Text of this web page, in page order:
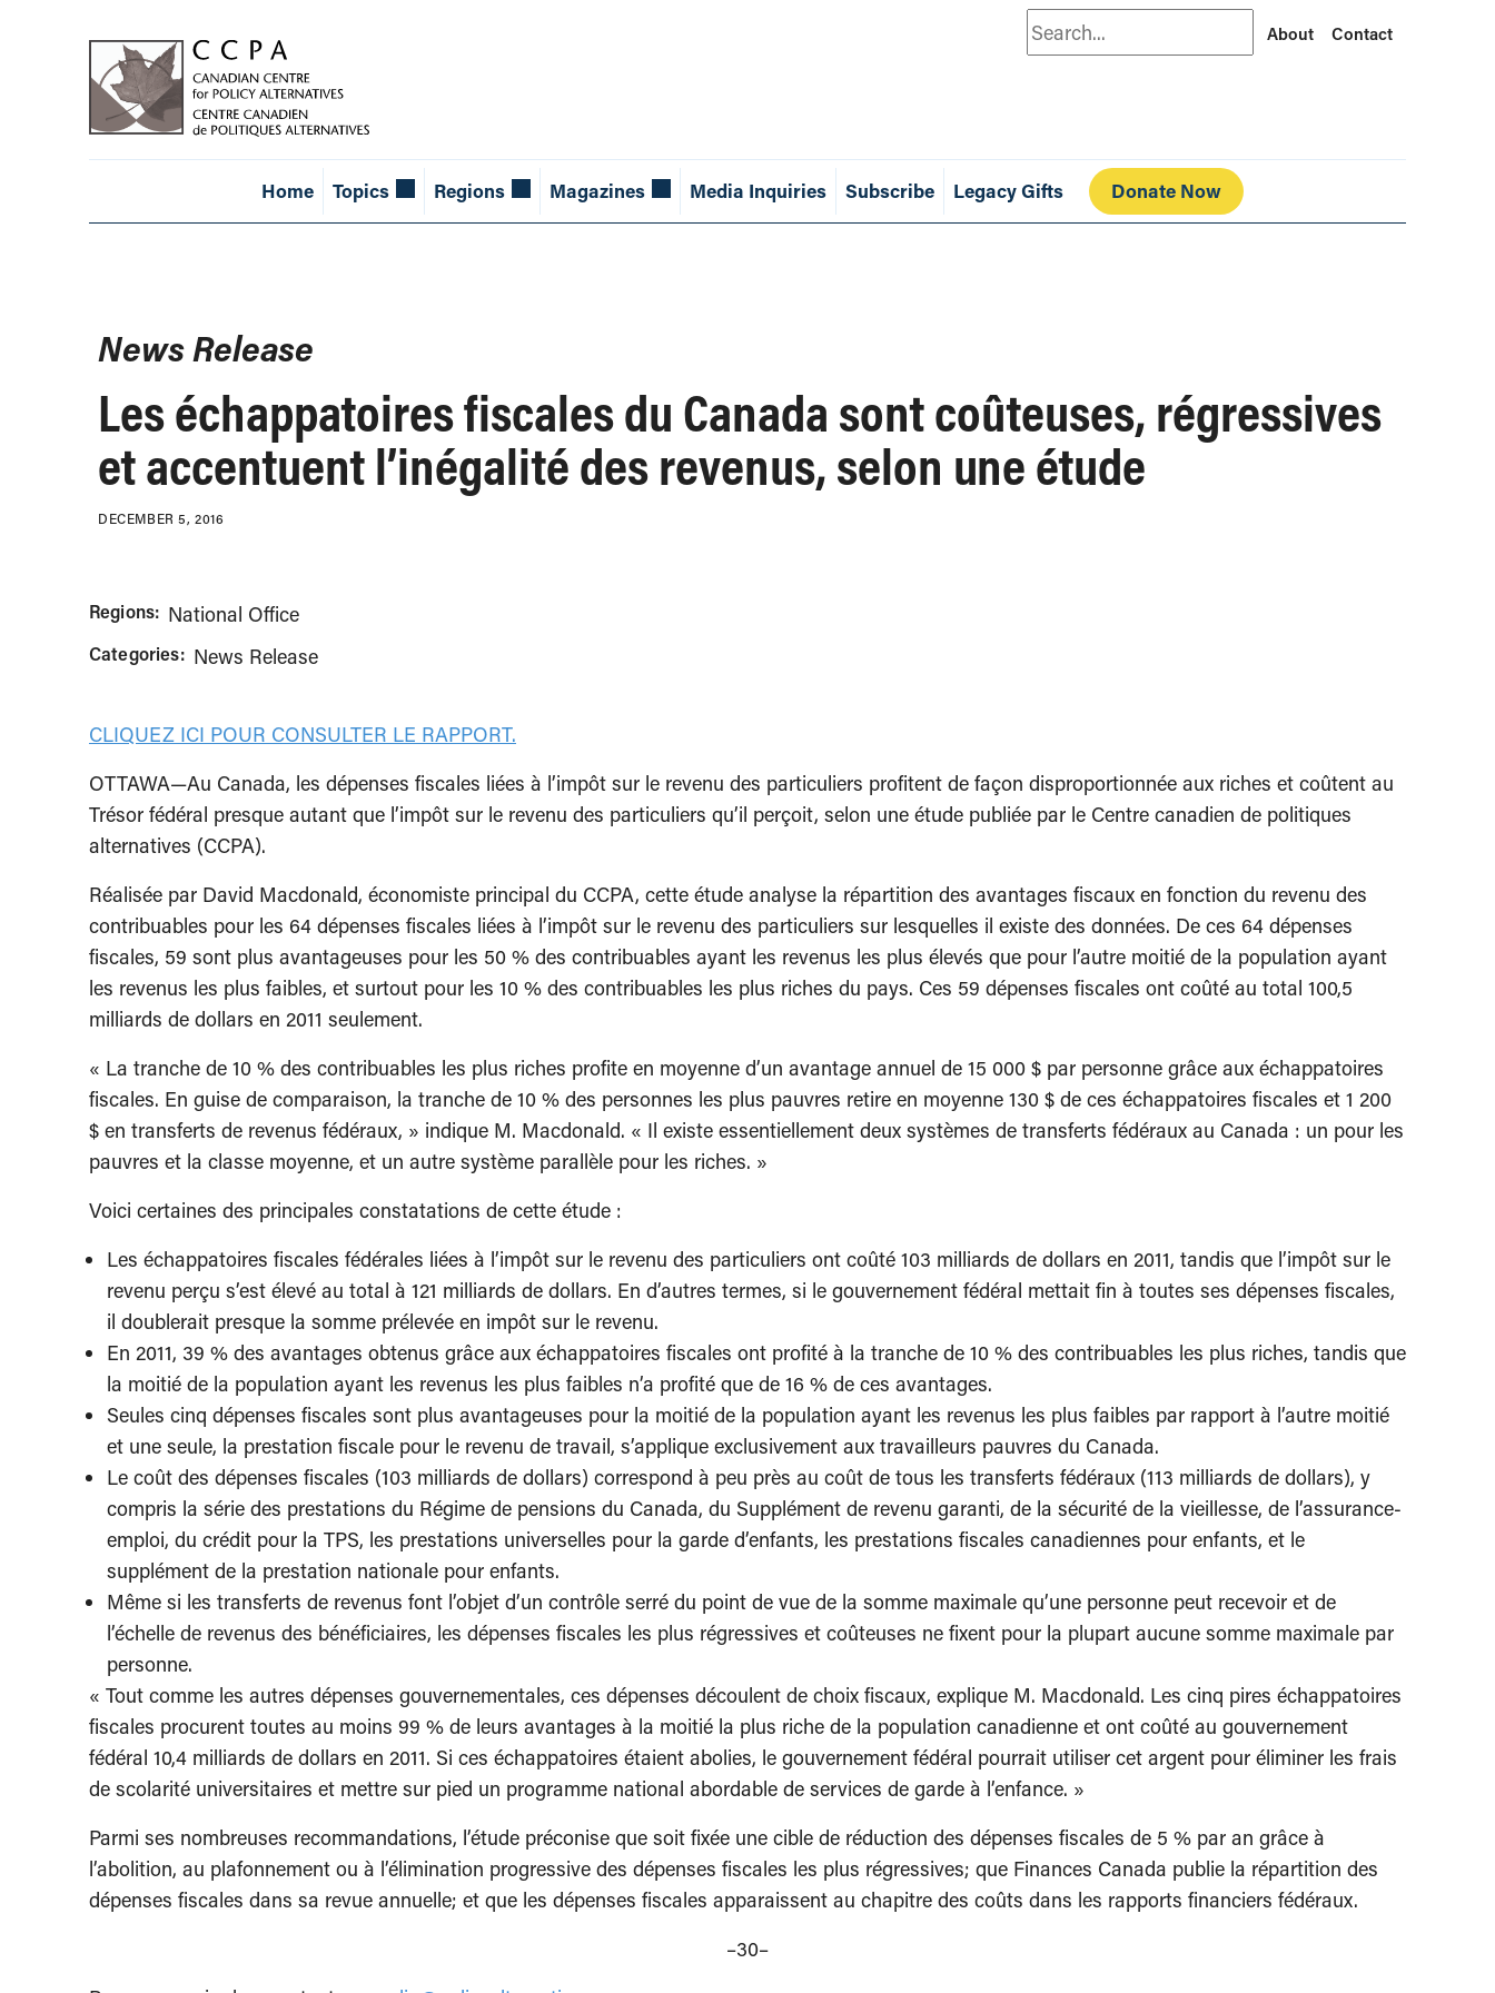
Search About Contact
Home Topics Regions Magazines Media Inquiries Subscribe Legacy Gifts Donate Now
News Release
Les échappatoires fiscales du Canada sont coûteuses, régressives
et accentuent l’inégalité des revenus, selon une étude
DECEMBER 5, 2016
Regions: National Office
Categories: News Release
CLIQUEZ ICI POUR CONSULTER LE RAPPORT.
OTTAWA—Au Canada, les dépenses fiscales liées à l’impôt sur le revenu des particuliers profitent de façon disproportionnée aux riches et coûtent au
Trésor fédéral presque autant que l’impôt sur le revenu des particuliers qu’il perçoit, selon une étude publiée par le Centre canadien de politiques
alternatives (CCPA).
Réalisée par David Macdonald, économiste principal du CCPA, cette étude analyse la répartition des avantages fiscaux en fonction du revenu des
contribuables pour les 64 dépenses fiscales liées à l’impôt sur le revenu des particuliers sur lesquelles il existe des données. De ces 64 dépenses
fiscales, 59 sont plus avantageuses pour les 50 % des contribuables ayant les revenus les plus élevés que pour l’autre moitié de la population ayant
les revenus les plus faibles, et surtout pour les 10 % des contribuables les plus riches du pays. Ces 59 dépenses fiscales ont coûté au total 100,5
milliards de dollars en 2011 seulement.
« La tranche de 10 % des contribuables les plus riches profite en moyenne d’un avantage annuel de 15 000 $ par personne grâce aux échappatoires
fiscales. En guise de comparaison, la tranche de 10 % des personnes les plus pauvres retire en moyenne 130 $ de ces échappatoires fiscales et 1 200
$ en transferts de revenus fédéraux, » indique M. Macdonald. « Il existe essentiellement deux systèmes de transferts fédéraux au Canada : un pour les
pauvres et la classe moyenne, et un autre système parallèle pour les riches. »
Voici certaines des principales constatations de cette étude :
Les échappatoires fiscales fédérales liées à l’impôt sur le revenu des particuliers ont coûté 103 milliards de dollars en 2011, tandis que l’impôt sur le
revenu perçu s’est élevé au total à 121 milliards de dollars. En d’autres termes, si le gouvernement fédéral mettait fin à toutes ses dépenses fiscales,
il doublerait presque la somme prélevée en impôt sur le revenu.
En 2011, 39 % des avantages obtenus grâce aux échappatoires fiscales ont profité à la tranche de 10 % des contribuables les plus riches, tandis que
la moitié de la population ayant les revenus les plus faibles n’a profité que de 16 % de ces avantages.
Seules cinq dépenses fiscales sont plus avantageuses pour la moitié de la population ayant les revenus les plus faibles par rapport à l’autre moitié
et une seule, la prestation fiscale pour le revenu de travail, s’applique exclusivement aux travailleurs pauvres du Canada.
Le coût des dépenses fiscales (103 milliards de dollars) correspond à peu près au coût de tous les transferts fédéraux (113 milliards de dollars), y
compris la série des prestations du Régime de pensions du Canada, du Supplément de revenu garanti, de la sécurité de la vieillesse, de l’assurance-
emploi, du crédit pour la TPS, les prestations universelles pour la garde d’enfants, les prestations fiscales canadiennes pour enfants, et le
supplément de la prestation nationale pour enfants.
Même si les transferts de revenus font l’objet d’un contrôle serré du point de vue de la somme maximale qu’une personne peut recevoir et de
l’échelle de revenus des bénéficiaires, les dépenses fiscales les plus régressives et coûteuses ne fixent pour la plupart aucune somme maximale par
personne.
« Tout comme les autres dépenses gouvernementales, ces dépenses découlent de choix fiscaux, explique M. Macdonald. Les cinq pires échappatoires
fiscales procurent toutes au moins 99 % de leurs avantages à la moitié la plus riche de la population canadienne et ont coûté au gouvernement
fédéral 10,4 milliards de dollars en 2011. Si ces échappatoires étaient abolies, le gouvernement fédéral pourrait utiliser cet argent pour éliminer les frais
de scolarité universitaires et mettre sur pied un programme national abordable de services de garde à l’enfance. »
Parmi ses nombreuses recommandations, l’étude préconise que soit fixée une cible de réduction des dépenses fiscales de 5 % par an grâce à
l’abolition, au plafonnement ou à l’élimination progressive des dépenses fiscales les plus régressives; que Finances Canada publie la répartition des
dépenses fiscales dans sa revue annuelle; et que les dépenses fiscales apparaissent au chapitre des coûts dans les rapports financiers fédéraux.
–30–